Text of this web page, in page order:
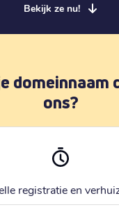
Bekijk ze nu!
domeinnaam
ons?
registratie en